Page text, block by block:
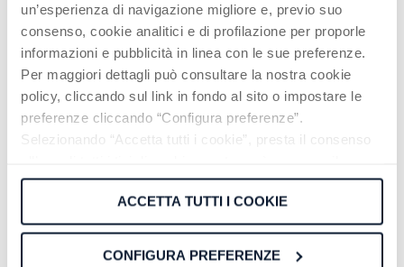
un’esperienza di navigazione migliore e, previo suo
consenso, cookie analitici e di profilazione per proporle
informazioni e pubblicità in linea con le sue preferenze.
Per maggiori dettagli può consultare la nostra cookie
policy, cliccando sul link in fondo al sito o impostare le
preferenze cliccando “Configura preferenze”.
Selezionando “Accetta tutti i cookie”, presta il consenso
consenso cliccando su “Usa solo cookie necessari” e
saranno attivati i soli cookie tecnici necessari al corretto
funzionamento del sito.
ACCETTA TUTTI I COOKIE
CONFIGURA PREFERENZE